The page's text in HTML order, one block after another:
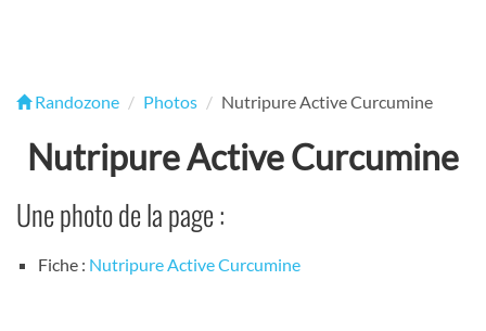
Randozone Photos Nutripure Active Curcumine
Nutripure Active Curcumine
Une photo de la page :
Fiche : Nutripure Active Curcumine